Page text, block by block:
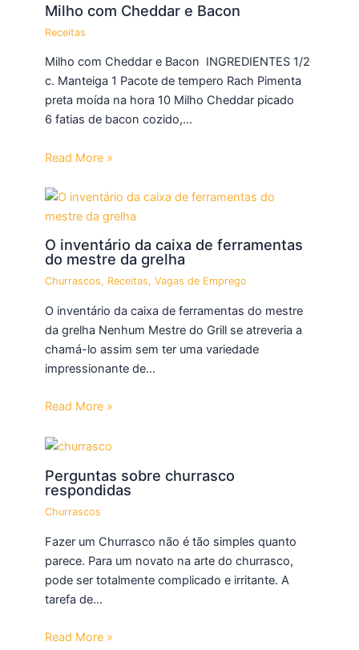
Milho com Cheddar e Bacon
Receitas
Milho com Cheddar e Bacon INGREDIENTES 1/2
c. Manteiga 1 Pacote de tempero Rach Pimenta
preta moída na hora 10 Milho Cheddar picado
6 fatias de bacon cozido,…
Read More »
O inventário da caixa de ferramentas
do mestre da grelha
Churrascos, Receitas,Vagas de Emprego
O inventário da caixa de ferramentas do mestre
da grelha Nenhum Mestre do Grill se atreveria a
chamá-lo assim sem ter uma variedade
impressionante de…
Read More »
Perguntas sobre churrasco
respondidas
Churrascos
Fazer um Churrasco não é tão simples quanto
parece. Para um novato na arte do churrasco,
pode ser totalmente complicado e irritante. A
tarefa de…
Read More »